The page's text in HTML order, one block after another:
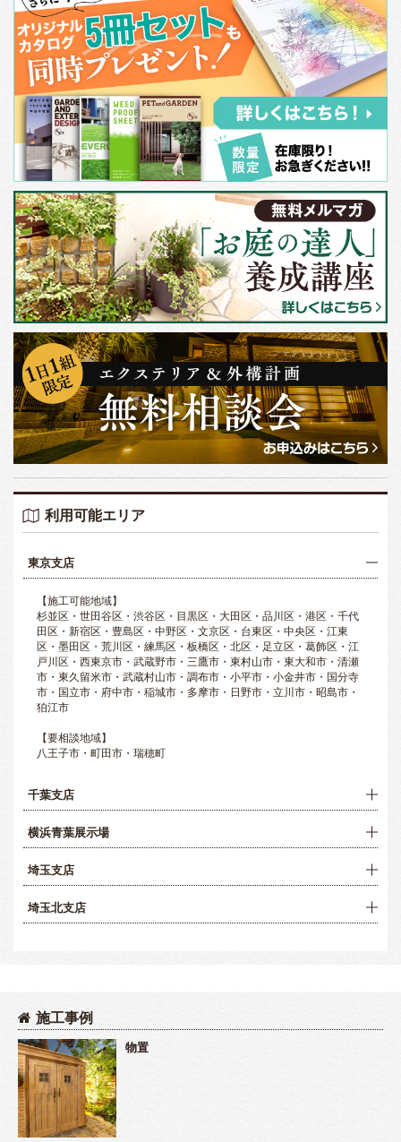
利用可能エリア
東京支店
【施工可能地域】
杉並区・世田谷区・渋谷区・目黒区・大田区・品川区・港区・千代
田区・新宿区・豊島区・中野区・文京区・台東区・中央区・江東
区・墨田区・荒川区・練馬区・板橋区・北区・足立区・葛飾区・江
戸川区・西東京市・武蔵野市・三鷹市・東村山市・東大和市・清瀬
市・東久留米市・武蔵村山市・調布市・小平市・小金井市・国分寺
市・国立市・府中市・稲城市・多摩市・日野市・立川市・昭島市・
狛江市
【要相談地域】
八王子市・町田市・瑞穂町
千葉支店
横浜青葉展示場
埼玉支店
埼玉北支店
施工事例
物置